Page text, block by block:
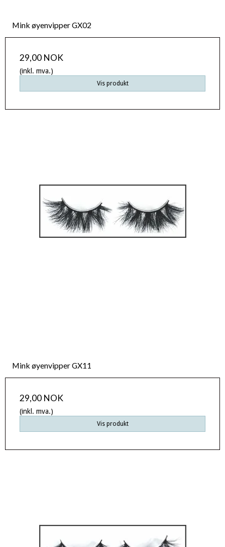
Mink øyenvipper GX02
29,00 NOK
(inkl. mva.)
Vis produkt
Mink øyenvipper GX11
29,00 NOK
(inkl. mva.)
Vis produkt